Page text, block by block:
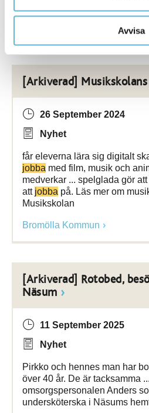
Avvisa
[Arkiverad]
26 September 2024
Nyhet
får eleverna lära sig digitalt
jobba med film, musik och
medverkar ... spelglada gör
att jobba på. Läs mer om
Musikskolan
Bromölla Kommun
[Arkiverad] Rotobed,
Näsum
11 September 2025
Nyhet
Pirkko och hennes man har
över 40 år. De är tacksamma
omsorgspersonalen Anders
undersköterska i Näsums